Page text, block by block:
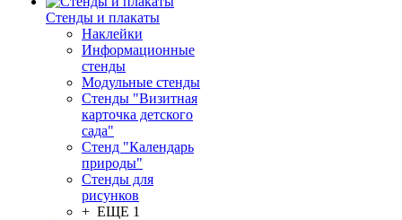
Стенды и плакаты
Наклейки
Информационные
стенды
Модульные стенды
Стенды "Визитная
карточка детского
сада"
Стенд "Календарь
природы"
Стенды для
рисунков
+ ЕЩЕ 1